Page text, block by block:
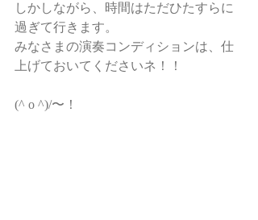
しかしながら、時間はただひたすらに
過ぎて行きます。
みなさまの演奏コンディションは、仕
上げておいてくださいネ！！
(^ o ^)/〜！